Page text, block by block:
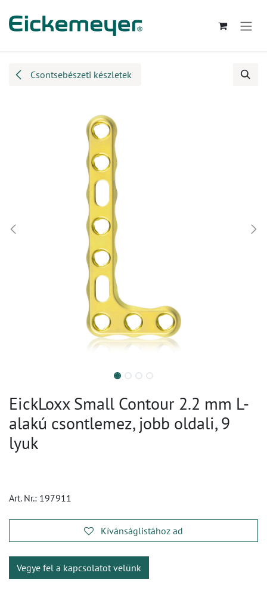
Csontsebészeti készletek
EickLoxx Small Contour 2.2 mm L-
alakú csontlemez, jobb oldali, 9
lyuk
Art. Nr.: 197911
Kívánságlistához ad
Vegye fel a kapcsolatot velünk